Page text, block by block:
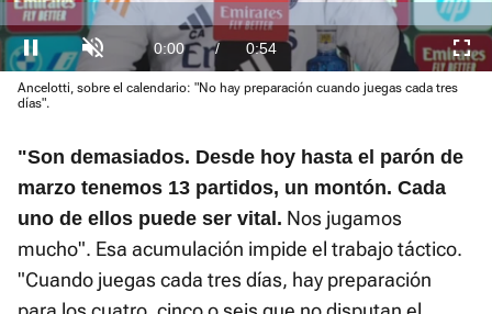
Pausa Unmute Current
Time
0:00 / Duration
0:54
Loaded
:
0.00%
Ancelotti, sobre el calendario: "No hay preparación cuando juegas cada tres
días".
"Son demasiados. Desde hoy hasta el parón de
marzo tenemos 13 partidos, un montón. Cada
uno de ellos puede ser vital. Nos jugamos
mucho". Esa acumulación impide el trabajo táctico.
"Cuando juegas cada tres días, hay preparación